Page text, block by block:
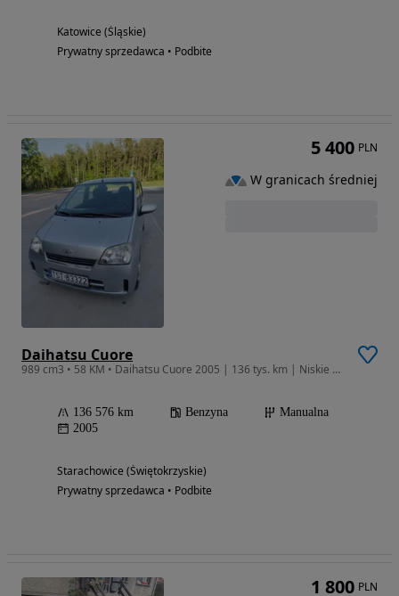
Katowice (Śląskie)
Prywatny sprzedawca • Podbite
Daihatsu Cuore
989 cm3 • 58 KM • Daihatsu Cuore 2005 | 136 tys. km | Niskie spalanie | Zadbany i gotowy
136 576 km Benzyna
Manualna
2005
Starachowice (Świętokrzyskie)
Prywatny sprzedawca • Podbite
5 400 PLN
W granicach średniej
1 800 PLN